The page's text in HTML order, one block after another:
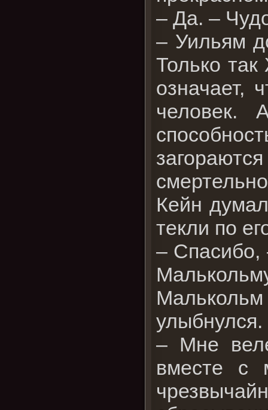
– Да. –
– Уильям
Только
означает,
человек.
Кейн
текли по
– Спасибо,
улыбнулся.
– Мне
вместе с